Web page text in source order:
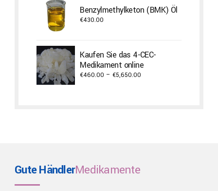
through
€900.00
Benzylmethylketon (BMK) Öl
€430.00
Kaufen Sie das 4-CEC-
Medikament online
€460.00 – €5,650.00
Gute HändlerMedikamente